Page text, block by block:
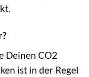
Deinen CO2
ist in der Regel